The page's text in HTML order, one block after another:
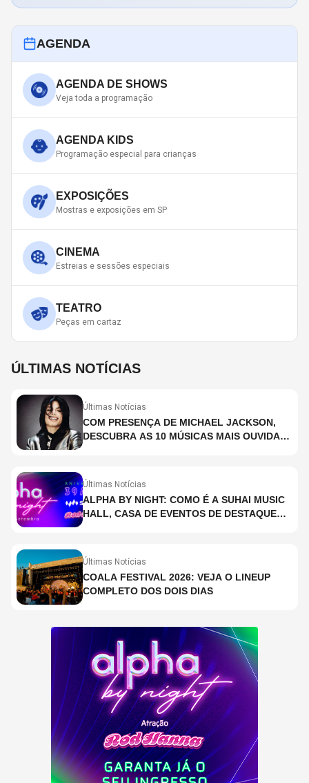
AGENDA
AGENDA DE SHOWS
Veja toda a programação
AGENDA KIDS
Programação especial para crianças
EXPOSIÇÕES
Mostras e exposições em SP
CINEMA
Estreias e sessões especiais
TEATRO
Peças em cartaz
ÚLTIMAS NOTÍCIAS
Últimas Notícias
COM PRESENÇA DE MICHAEL JACKSON,
DESCUBRA AS 10 MÚSICAS MAIS OUVIDAS
Últimas Notícias
ALPHA BY NIGHT: COMO É A SUHAI MUSIC
HALL, CASA DE EVENTOS DE DESTAQUE
Últimas Notícias
COALA FESTIVAL 2026: VEJA O LINEUP
COMPLETO DOS DOIS DIAS